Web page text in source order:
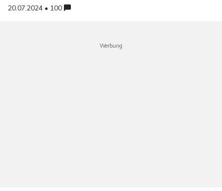
20.07.2024 • 100
Werbung